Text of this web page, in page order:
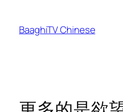
content
BaaghiTV Chinese